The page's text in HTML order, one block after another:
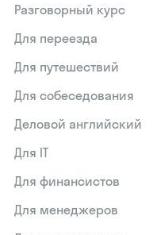
Разговорный курс
Для переезда
Для путешествий
Для собеседования
Деловой английский
Для IT
Для финансистов
Для менеджеров